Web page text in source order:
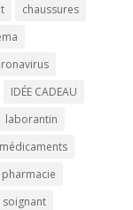
chaussures
IDÉE CADEAU
laborantin
médicaments
pharmacie
soignant